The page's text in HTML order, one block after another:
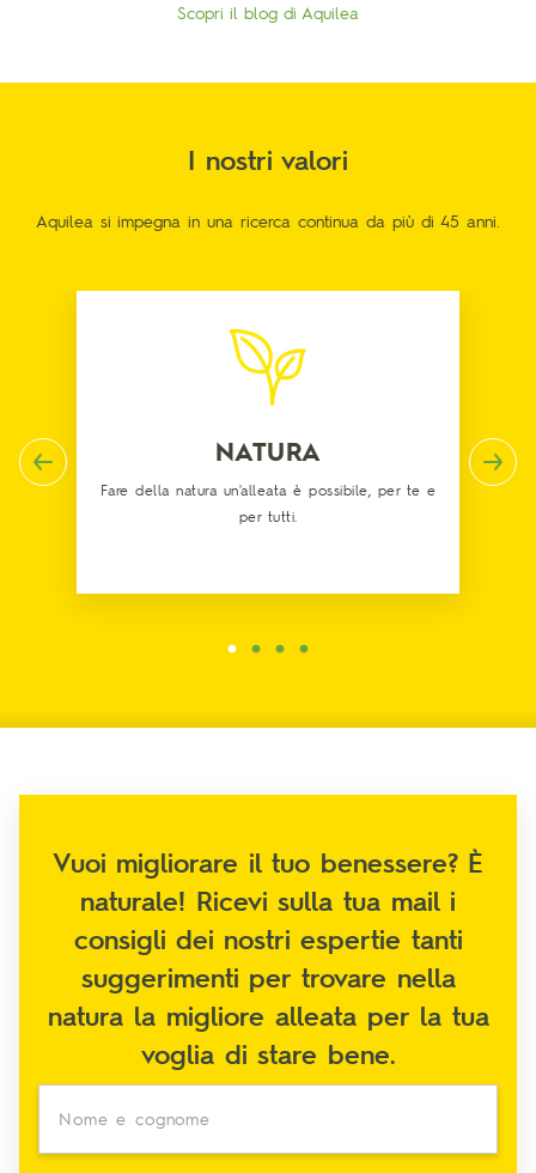
Scopri il blog di Aquilea
I nostri valori
Aquilea si impegna in una ricerca continua da più di 45 anni.
NATURA
Fare della natura un'alleata è possibile, per te e
per tutti.
Vuoi migliorare il tuo benessere? È
naturale! Ricevi sulla tua mail i
consigli dei nostri espertie tanti
suggerimenti per trovare nella
natura la migliore alleata per la tua
voglia di stare bene.
Nome e cognome